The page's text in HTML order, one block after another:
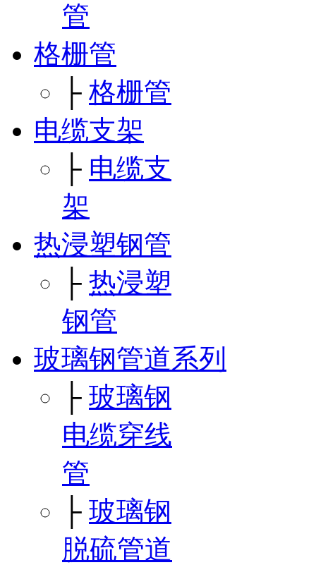
管
格栅管
├ 格栅管
电缆支架
├ 电缆支
架
热浸塑钢管
├ 热浸塑
钢管
玻璃钢管道系列
├ 玻璃钢
电缆穿线
管
├ 玻璃钢
脱硫管道